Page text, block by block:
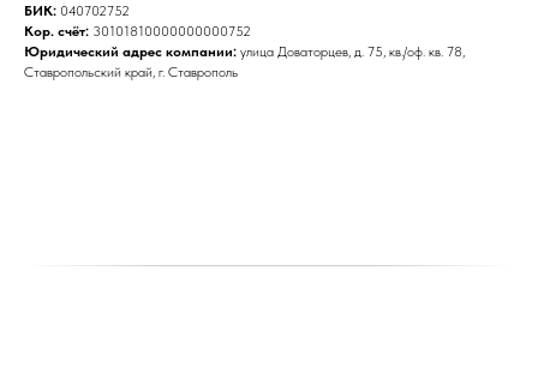
БИК: 040702752
Кор. счёт: 30101810000000000752
Юридический адрес компании: улица Доваторцев, д. 75, кв./оф. кв. 78,
Ставропольский край, г. Ставрополь